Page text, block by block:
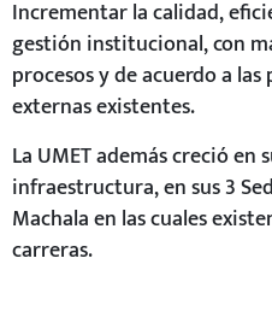
Incrementar la calidad,
gestión institucional, con
procesos y de acuerdo a
externas existentes.
La UMET además creció
infraestructura, en sus 3
Machala en las cuales
carreras.